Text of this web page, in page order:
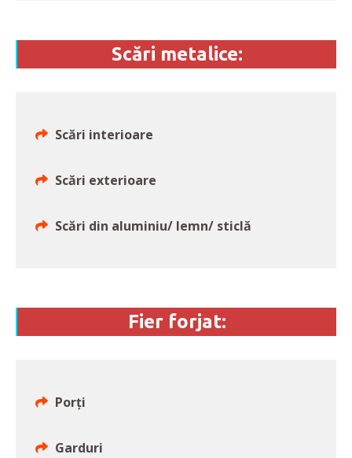
Scări metalice:
Scări interioare
Scări exterioare
Scări din aluminiu/ lemn/ sticlă
Fier forjat:
Porți
Garduri